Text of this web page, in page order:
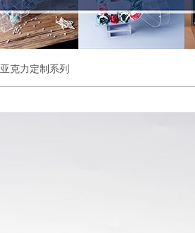
亚克力定制系列